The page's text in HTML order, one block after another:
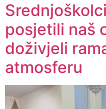
posjetili naš
doživjeli
atmosferu